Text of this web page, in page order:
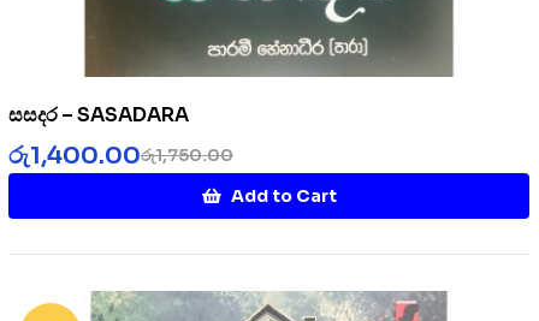
සසදර – SASADARA
රු1,750.00
රු1,400.00
Add to Cart